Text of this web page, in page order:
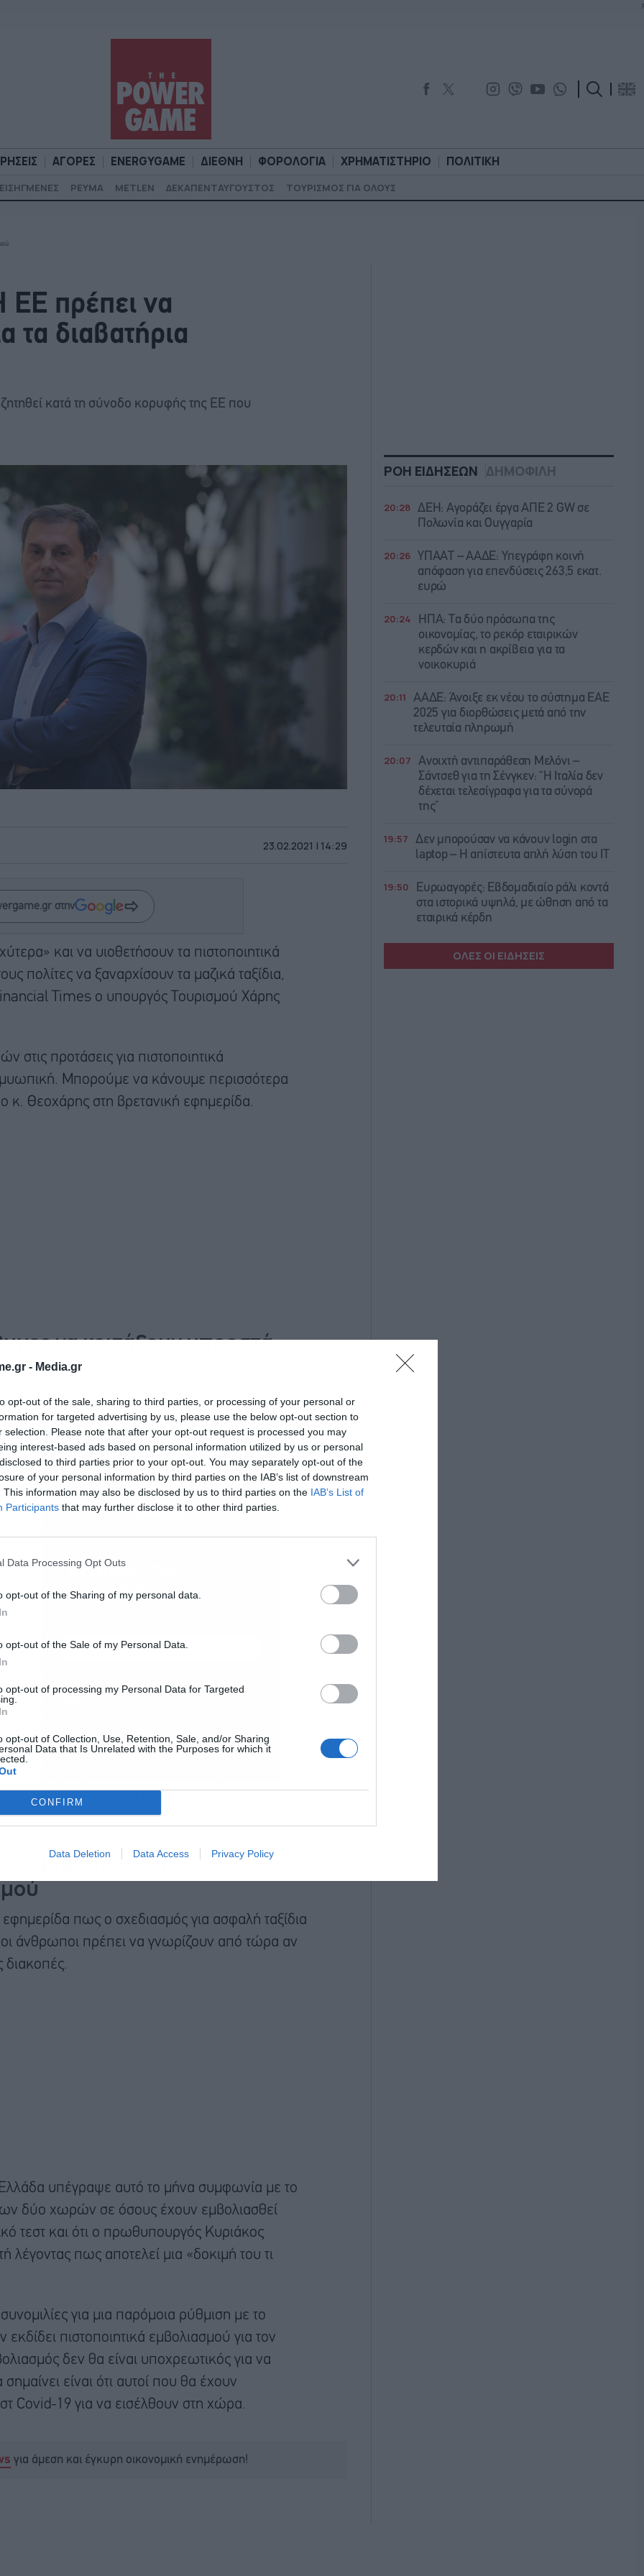
- Media.gr
opt-out of the sale, sharing to third parties, or processing of your personal or
for targeted advertising by us, please use the below opt-out section to
selection. Please note that after your opt-out request is processed you may
interest-based ads based on personal information utilized by us or personal
to third parties prior to your opt-out. You may separately opt-out of the
of your personal information by third parties on the IAB’s list of downstream
This information may also be disclosed by us to third parties on the IAB’s List of
Participants that may further disclose it to other third parties.
Data Processing Opt Outs
opt-out of the Sharing of my personal data.
opt-out of the Sale of my Personal Data.
opt-out of processing my Personal Data for Targeted
opt-out of Collection, Use, Retention, Sale, and/or Sharing
Data that Is Unrelated with the Purposes for which it
CONFIRM
Data Deletion Data Access Privacy Policy
ΑΓΟΡΕΣ ENERGYGAME ΔΙΕΘΝΗ ΦΟΡΟΛΟΓΙΑ ΧΡΗΜΑΤΙΣΤΗΡΙΟ ΠΟΛΙΤΙΚΗ
ΕΙΣΗΓΜΕΝΕΣ ΡΕΥΜΑ METLEN ΔΕΚΑΠΕΝΤΑΥΓΟΥΣΤΟΣ ΤΟΥΡΙΣΜΟΣ ΓΙΑ ΟΛΟΥΣ
ΕΕ πρέπει να
τα διαβατήρια
κατά τη σύνοδο κορυφής της ΕΕ που
23.02.2021 | 14:29
στην
και να υιοθετήσουν τα πιστοποιητικά
πολίτες να ξαναρχίσουν τα μαζικά ταξίδια,
Times ο υπουργός Τουρισμού Χάρης
προτάσεις για πιστοποιητικά
μυωπική. Μπορούμε να κάνουμε περισσότερα
κ. Θεοχάρης στη βρετανική εφημερίδα.
να κοιτάξουν μπροστά
επισήμανε, καθώς χώρες, ιδιαίτερα στη
μπροστά και να κάνουν σχέδια για μια
ανάγκη να κινηθούμε ταχύτερα»,
θα μπορούσαν να επιτρέψουν τα ταξίδια
όσους έχουν εμβολιασθεί, θα συζητηθεί κατά
Πέμπτη, και οι Financial Times
διχασμένη σχετικά με την πρόταση αυτή.
θεωρούναπίθανο να υιοθετηθεί από τώρα το
θα δημιουργηθεί έτσι ένα σύστημα δύο
πολιτών, πράγμα που συνιστά διακριτική
τη Βρετανία για
πως ο σχεδιασμός για ασφαλή ταξίδια
άνθρωποι πρέπει να γνωρίζουν από τώρα αν
διακοπές.
υπέγραψε αυτό το μήνα συμφωνία με το
των δύο χωρών σε όσους έχουν εμβολιασθεί
τεστ και ότι ο πρωθυπουργός Κυριάκος
πως αποτελεί μια «δοκιμή του τι
για μια παρόμοια ρύθμιση με το
πιστοποιητικά εμβολιασμού για τον
δεν θα είναι υποχρεωτικός για να
είναι ότι αυτοί που θα έχουν
Covid-19 για να εισέλθουν στη χώρα.
για άμεση και έγκυρη οικονομική ενημέρωση!
ΡΟΗ ΕΙΔΗΣΕΩΝ ΔΗΜΟΦΙΛΗ
20:28 ΔΕΗ: Αγοράζει έργα ΑΠΕ 2 GW σε
Πολωνία και Ουγγαρία
20:26
ΥΠΑΑΤ – ΑΑΔΕ: Υπεγράφη κοινή
απόφαση για επενδύσεις 263,5 εκατ.
ευρώ
20:24
ΗΠΑ: Τα δύο πρόσωπα της
οικονομίας, το ρεκόρ εταιρικών
κερδών και η ακρίβεια για τα
νοικοκυριά
20:11
ΑΑΔΕ: Άνοιξε εκ νέου το σύστημα ΕΑΕ
2025 για διορθώσεις μετά από την
τελευταία πληρωμή
20:07
Ανοιχτή αντιπαράθεση Μελόνι –
Σάντσεθ για τη Σένγκεν: “Η Ιταλία δεν
δέχεται τελεσίγραφα για τα σύνορά
της”
19:57
Δεν μπορούσαν να κάνουν login στα
laptop – Η απίστευτα απλή λύση του IT
19:50
Ευρωαγορές: Εβδομαδιαίο ράλι κοντά
στα ιστορικά υψηλά, με ώθηση από τα
εταιρικά κέρδη
ΟΛΕΣ ΟΙ ΕΙΔΗΣΕΙΣ
Εγγραφή στο
newsletter
Αποδέχομαι τουςόρους χρήσης
Εγγραφή